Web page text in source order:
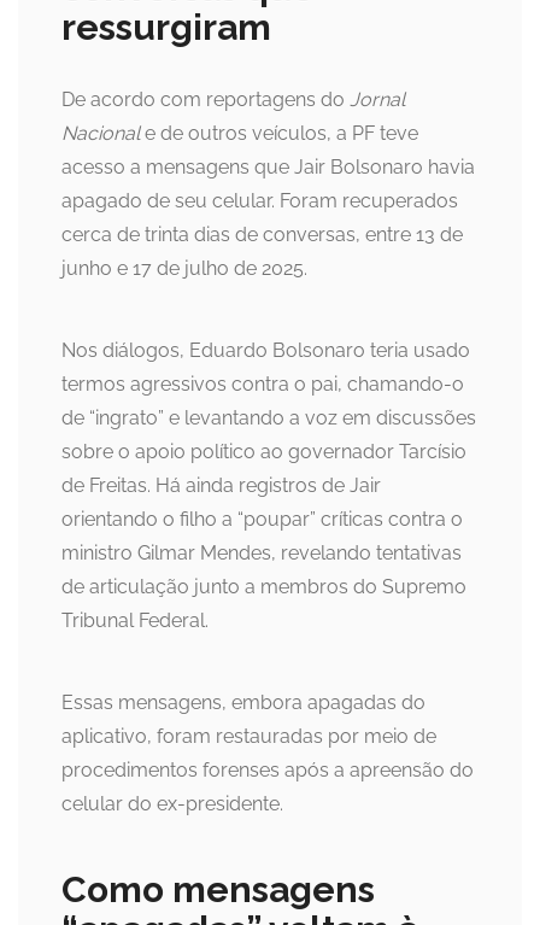
ressurgiram
De acordo com reportagens do Jornal
Nacionale de outros veículos, a PF teve
acesso a mensagens que Jair Bolsonaro havia
apagado de seu celular. Foram recuperados
cerca de trinta dias de conversas, entre 13 de
junho e 17 de julho de 2025.
Nos diálogos, Eduardo Bolsonaro teria usado
termos agressivos contra o pai, chamando-o
de “ingrato” e levantando a voz em discussões
sobre o apoio político ao governador Tarcísio
de Freitas. Há ainda registros de Jair
orientando o filho a “poupar” críticas contra o
ministro Gilmar Mendes, revelando tentativas
de articulação junto a membros do Supremo
Tribunal Federal.
Essas mensagens, embora apagadas do
aplicativo, foram restauradas por meio de
procedimentos forenses após a apreensão do
celular do ex-presidente.
Como mensagens